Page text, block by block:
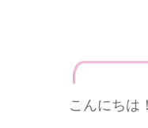
こんにちは